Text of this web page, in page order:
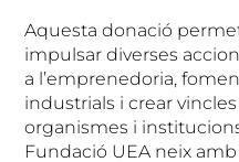
Aquesta donació
impulsar diverses
a l’emprenedoria,
industrials i crear
organismes i
Fundació UEA neix